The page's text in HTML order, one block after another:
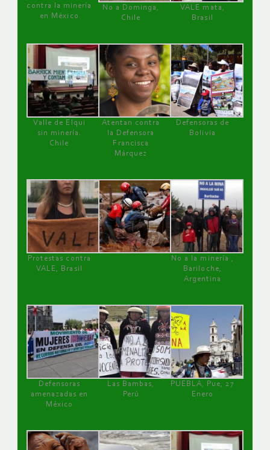
contra la minería
en México
No a Dominga,
Chile
VALE mata,
Brasil
Valle de Elqui
sin minería.
Chile
Atentan contra
la Defensora
Francisca
Márquez
Defensoras de
Bolivia
Protestas contra
VALE, Brasil
No a la minería ,
Bariloche,
Argentina
Defensoras
amenazadas en
México
Las Bambas,
Perú
PUEBLA, Pue, 27
Enero